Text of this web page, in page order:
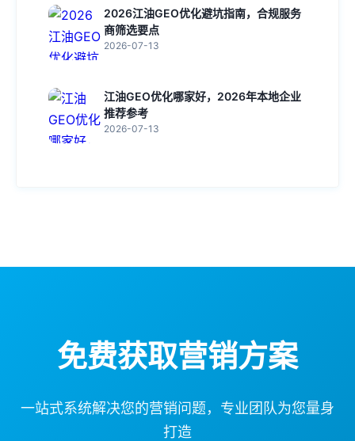
2026江油GEO优化避坑指南，合规服务
商筛选要点
2026-07-13
江油GEO优化哪家好，2026年本地企业
推荐参考
2026-07-13
免费获取营销方案
一站式系统解决您的营销问题，专业团队为您量身
打造